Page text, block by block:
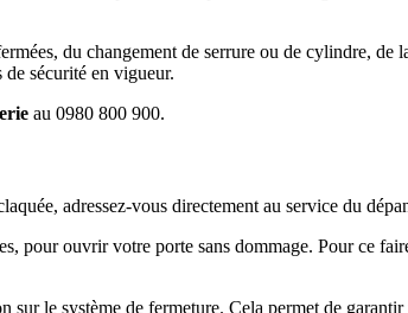
du changement de serrure ou de cylindre,
sécurité en vigueur.
au 0980 800 900.
adressez-vous directement au service du
pour ouvrir votre porte sans dommage. Pour ce
le système de fermeture. Cela permet de